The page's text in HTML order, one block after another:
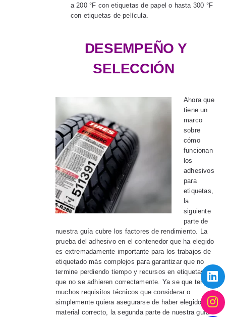
a 200 °F con etiquetas de papel o hasta 300 °F
con etiquetas de película.
DESEMPEÑO Y
SELECCIÓN
Ahora que
tiene un
marco
sobre
cómo
funcionan
los
adhesivos
para
etiquetas,
la
siguiente
parte de
nuestra guía cubre los factores de rendimiento. La
prueba del adhesivo en el contenedor que ha elegido
es extremadamente importante para los trabajos de
etiquetado más complejos para garantizar que no
termine perdiendo tiempo y recursos en etiquetas
que no se adhieren correctamente. Ya se que tenga
muchos requisitos técnicos que considerar o
simplemente quiera asegurarse de haber elegido el
material correcto, la segunda parte de nuestra guía